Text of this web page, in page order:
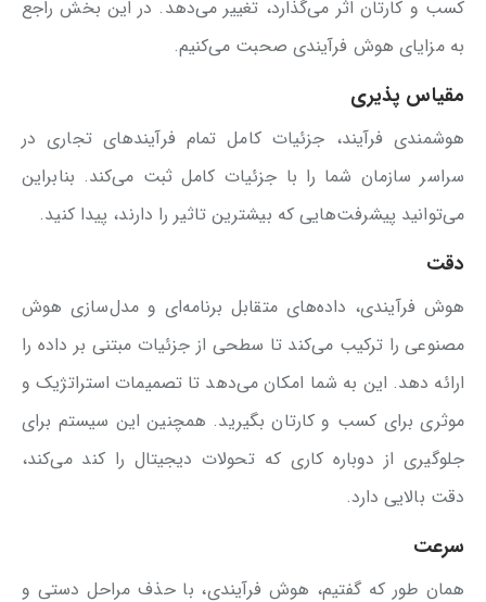
کسب و کارتان اثر می‌گذارد، تغییر می‌دهد. در این بخش راجع
به مزایای هوش فرآیندی صحبت می‌کنیم.
مقیاس پذیری
هوشمندی فرآیند، جزئیات کامل تمام فرآیندهای تجاری در
سراسر سازمان شما را با جزئیات کامل ثبت می‌کند. بنابراین
می‌توانید پیشرفت‌هایی که بیشترین تاثیر را دارند، پیدا کنید.
دقت
هوش فرآیندی، داده‌های متقابل برنامه‌ای و مدل‌سازی هوش
مصنوعی را ترکیب می‌کند تا سطحی از جزئیات مبتنی بر داده را
ارائه دهد. این به شما امکان می‌دهد تا تصمیمات استراتژیک و
موثری برای کسب و کارتان بگیرید. همچنین این سیستم برای
جلوگیری از دوباره کاری‌ که تحولات دیجیتال را کند می‌کند،
دقت بالایی دارد.
سرعت
همان طور که گفتیم، هوش فرآیندی، با حذف مراحل دستی و